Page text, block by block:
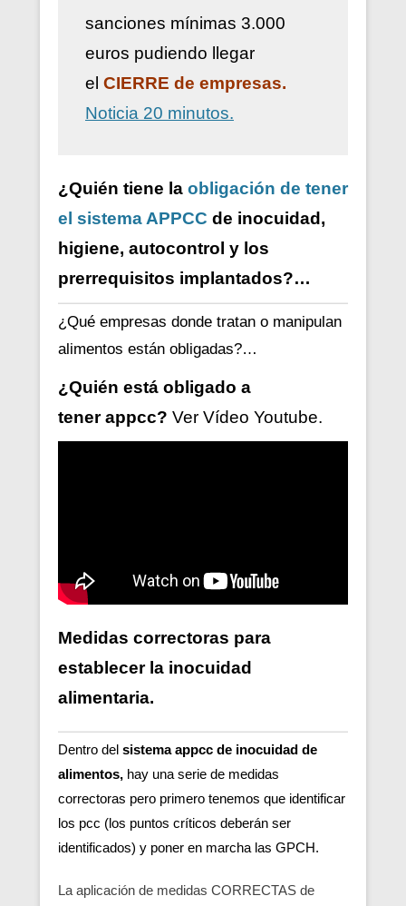
sanciones mínimas 3.000
euros pudiendo llegar
el CIERRE de empresas.
Noticia 20 minutos.
¿Quién tiene la obligación de tener
el sistema APPCC de inocuidad,
higiene, autocontrol y los
prerrequisitos implantados?…
¿Qué empresas donde tratan o manipulan
alimentos están obligadas?…
¿Quién está obligado a
tenerappcc? Ver Vídeo Youtube.
Medidas correctoras para
establecer la inocuidad
alimentaria.
Dentro del sistema appcc de inocuidad de
alimentos, hay una serie de medidas
correctoras pero primero tenemos que identificar
los pcc (los puntos críticos deberán ser
identificados) y poner en marcha las GPCH.
La aplicación de medidas CORRECTAS de